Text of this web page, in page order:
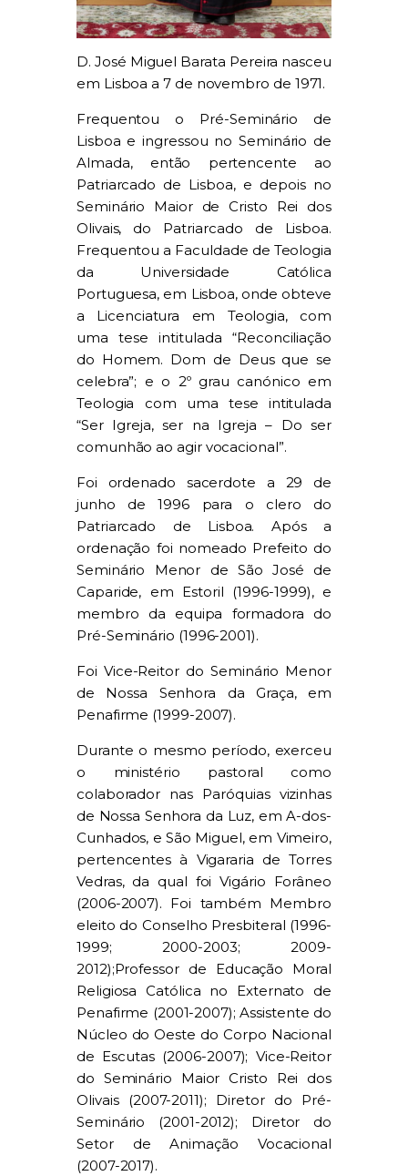
D. José Miguel Barata Pereira nasceu
em Lisboa a 7 de novembro de 1971.
Frequentou o Pré-Seminário de
Lisboa e ingressou no Seminário de
Almada, então pertencente ao
Patriarcado de Lisboa, e depois no
Seminário Maior de Cristo Rei dos
Olivais, do Patriarcado de Lisboa.
Frequentou a Faculdade de Teologia
da Universidade Católica
Portuguesa, em Lisboa, onde obteve
a Licenciatura em Teologia, com
uma tese intitulada “Reconciliação
do Homem. Dom de Deus que se
celebra”; e o 2º grau canónico em
Teologia com uma tese intitulada
“Ser Igreja, ser na Igreja – Do ser
comunhão ao agir vocacional”.
Foi ordenado sacerdote a 29 de
junho de 1996 para o clero do
Patriarcado de Lisboa. Após a
ordenação foi nomeado Prefeito do
Seminário Menor de São José de
Caparide, em Estoril (1996-1999), e
membro da equipa formadora do
Pré-Seminário (1996-2001).
Foi Vice-Reitor do Seminário Menor
de Nossa Senhora da Graça, em
Penafirme (1999-2007).
Durante o mesmo período, exerceu
o ministério pastoral como
colaborador nas Paróquias vizinhas
de Nossa Senhora da Luz, em A-dos-
Cunhados, e São Miguel, em Vimeiro,
pertencentes à Vigararia de Torres
Vedras, da qual foi Vigário Forâneo
(2006-2007). Foi também Membro
eleito do Conselho Presbiteral (1996-
1999; 2000-2003; 2009-
2012);Professor de Educação Moral
Religiosa Católica no Externato de
Penafirme (2001-2007); Assistente do
Núcleo do Oeste do Corpo Nacional
de Escutas (2006-2007); Vice-Reitor
do Seminário Maior Cristo Rei dos
Olivais (2007-2011); Diretor do Pré-
Seminário (2001-2012); Diretor do
Setor de Animação Vocacional
(2007-2017).